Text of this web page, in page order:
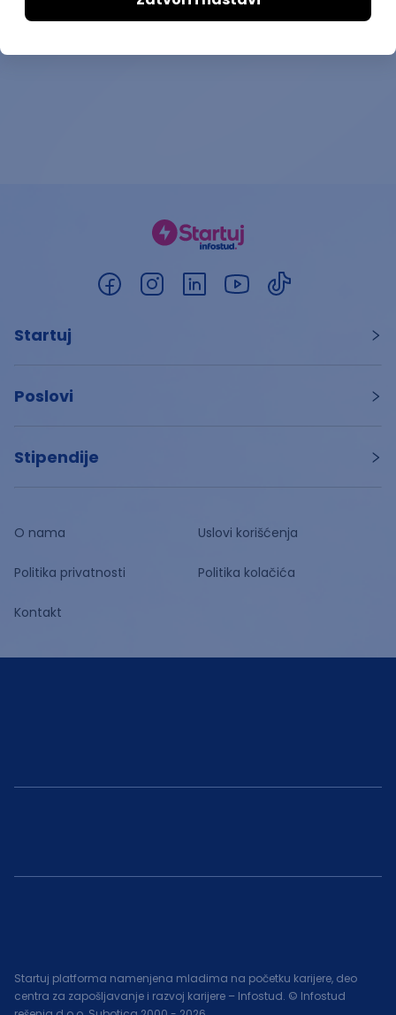
Beograd
Startuj
Poslovi
Stipendije
O nama Uslovi korišćenja
Politika privatnosti Politika kolačića
Kontakt
Startuj platforma namenjena mladima na početku karijere, deo
centra za zapošljavanje i razvoj karijere – Infostud. © Infostud